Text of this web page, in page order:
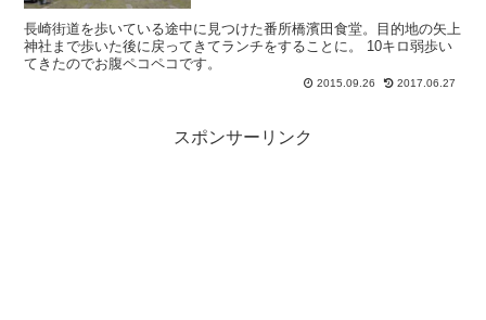
長崎街道を歩いている途中に見つけた番所橋濱田食堂。目的地の矢上
神社まで歩いた後に戻ってきてランチをすることに。 10キロ弱歩い
てきたのでお腹ペコペコです。
2015.09.26 2017.06.27
スポンサーリンク